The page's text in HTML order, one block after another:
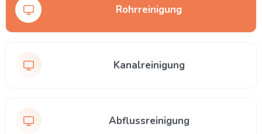
Rohrreinigung
Kanalreinigung
Abflussreinigung